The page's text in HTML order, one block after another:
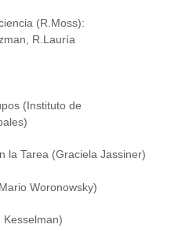
(R.Moss):
R.Lauría
(Instituto de
la Tarea (Graciela Jassiner)
Woronowsky)
Kesselman)